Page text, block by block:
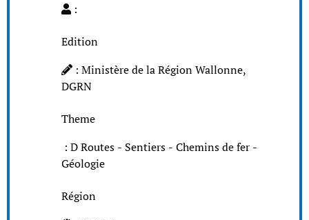
:
Edition
: Ministère de la Région Wallonne,
DGRN
Theme
: D Routes - Sentiers - Chemins de fer -
Géologie
Région